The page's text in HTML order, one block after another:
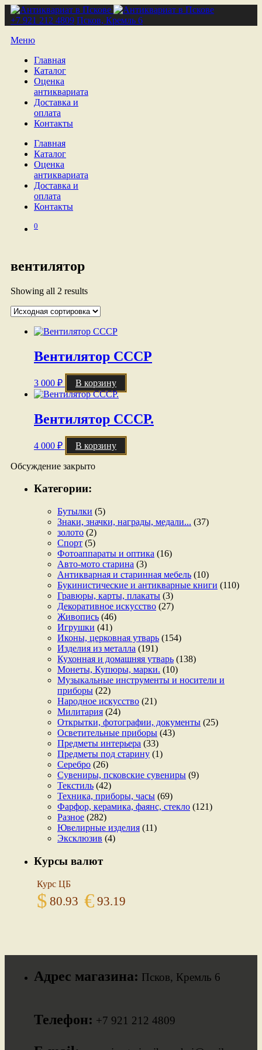
+7 921 212 4809 Псков, Кремль 6
Меню
Главная
Каталог
Оценка
антиквариата
Доставка и
оплата
Контакты
Главная
Каталог
Оценка
антиквариата
Доставка и
оплата
Контакты
0
вентилятор
Showing all 2 results
Вентилятор СССР
3 000 ₽ В корзину
Вентилятор СССР.
4 000 ₽ В корзину
Обсуждение закрыто
Категории:
Бутылки (5)
Знаки, значки, награды, медали... (37)
золото (2)
Спорт (5)
Фотоаппараты и оптика (16)
Авто-мото старина (3)
Антикварная и старинная мебель (10)
Букинистические и антикварные книги (110)
Гравюры, карты, плакаты (3)
Декоративное искусство (27)
Живопись (46)
Игрушки (41)
Иконы, церковная утварь (154)
Изделия из металла (191)
Кухонная и домашняя утварь (138)
Монеты, Купюры, марки. (10)
Музыкальные инструменты и носители и
приборы (22)
Народное искусство (21)
Милитария (24)
Открытки, фотографии, документы (25)
Осветительные приборы (43)
Предметы интерьера (33)
Предметы под старину (1)
Серебро (26)
Сувениры, псковские сувениры (9)
Текстиль (42)
Техника, приборы, часы (69)
Фарфор, керамика, фаянс, стекло (121)
Разное (282)
Ювелирные изделия (11)
Эксклюзив (4)
Курсы валют
Курс ЦБ
$ 80.93 € 93.19
Адрес магазина: Псков, Кремль 6
Телефон: +7 921 212 4809